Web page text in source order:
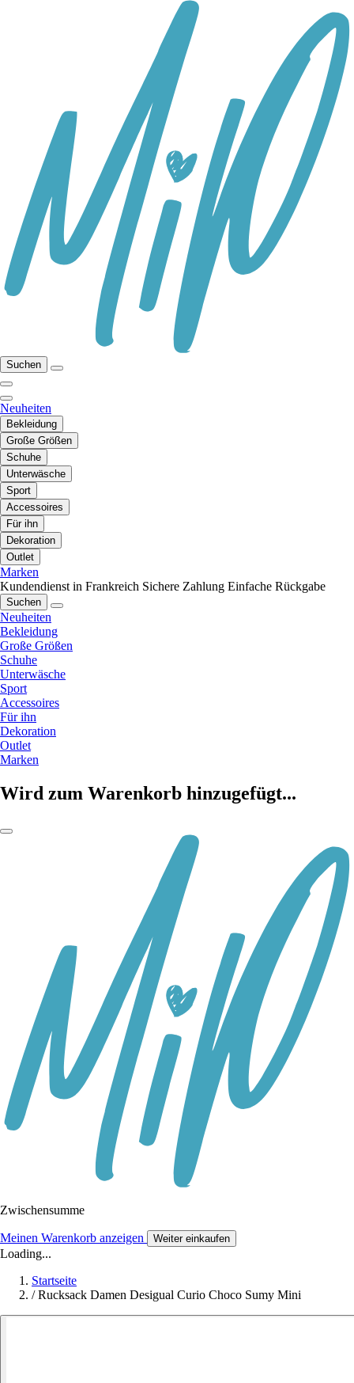
Suchen
Neuheiten
Bekleidung
Große Größen
Schuhe
Unterwäsche
Sport
Accessoires
Für ihn
Dekoration
Outlet
Marken
Kundendienst in Frankreich Sichere Zahlung Einfache Rückgabe
Suchen
Neuheiten
Bekleidung
Große Größen
Schuhe
Unterwäsche
Sport
Accessoires
Für ihn
Dekoration
Outlet
Marken
Wird zum Warenkorb hinzugefügt...
Zwischensumme
Meinen Warenkorb anzeigen Weiter einkaufen
Loading...
Startseite
/ Rucksack Damen Desigual Curio Choco Sumy Mini